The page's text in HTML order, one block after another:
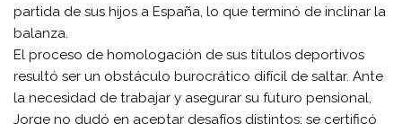
partida de sus hijos a España, lo que terminó de inclinar la
balanza.
​El proceso de homologación de sus títulos deportivos
resultó ser un obstáculo burocrático difícil de saltar. Ante
la necesidad de trabajar y asegurar su futuro pensional,
Jorge no dudó en aceptar desafíos distintos: se certificó